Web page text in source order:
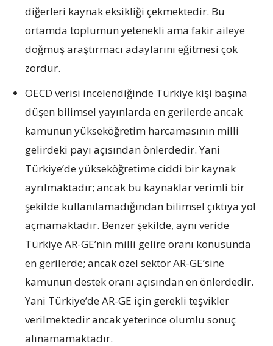
diğerleri kaynak eksikliği çekmektedir. Bu
ortamda toplumun yetenekli ama fakir aileye
doğmuş araştırmacı adaylarını eğitmesi çok
zordur.
OECD verisi incelendiğinde Türkiye kişi başına
düşen bilimsel yayınlarda en gerilerde ancak
kamunun yükseköğretim harcamasının milli
gelirdeki payı açısından önlerdedir. Yani
Türkiye’de yükseköğretime ciddi bir kaynak
ayrılmaktadır; ancak bu kaynaklar verimli bir
şekilde kullanılamadığından bilimsel çıktıya yol
açmamaktadır. Benzer şekilde, aynı veride
Türkiye AR-GE’nin milli gelire oranı konusunda
en gerilerde; ancak özel sektör AR-GE’sine
kamunun destek oranı açısından en önlerdedir.
Yani Türkiye’de AR-GE için gerekli teşvikler
verilmektedir ancak yeterince olumlu sonuç
alınamamaktadır.